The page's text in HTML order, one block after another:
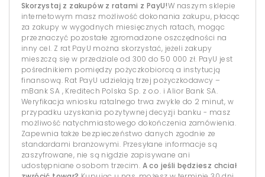
Skorzystaj z zakupów z ratami z PayU!W naszym sklepie
internetowym masz możliwość dokonania zakupu, płacąc
za zakupy w wygodnych miesięcznych ratach, mogąc
przeznaczyć pozostałe zgromadzone oszczędności na
inny cel. Z rat PayU można skorzystać, jeżeli zakupy
mieszczą się w przedziale od 300 do 50 000 zł. PayU jest
pośrednikiem pomiędzy pożyczkobiorcą a instytucją
finansową. Rat PayU udzielają trzej pożyczkodawcy –
mBank SA , Kreditech Polska Sp. z o.o. i Alior Bank SA.
Weryfikacja wniosku ratalnego trwa zwykle do 2 minut, w
przypadku uzyskania pozytywnej decyzji banku - masz
możliwość natychmiastowego dokończenia zamówienia.
Zapewnia także bezpieczeństwo danych zgodnie ze
standardami branżowymi. Przesyłane informacje są
zaszyfrowane, nie są nigdzie zapisywane ani
udostępniane osobom trzecim. A co jeśli będziesz chciał